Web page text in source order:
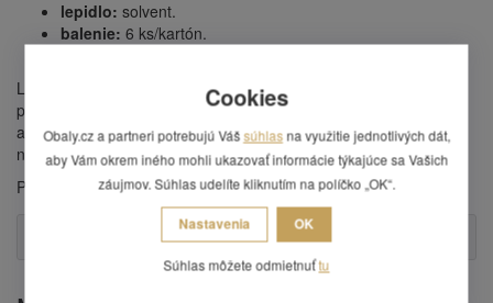
lepidlo: solvent.
balenie: 6 ks/kartón.
Lepidlo u všetkých typov POLINARu je (solvent) na báze
prírodného kaučuku a živíc s prímesou pigmentov, zmäkčovadiel
a antioxidantov. Vysoko účinné, vhodné aj pre náročné lepenie,
najvyššia kvalita.
Prečtajte si súvisiaci článokMaskovacie lepiace pásky
Cookies
Obaly.cz a partneri potrebujú Vášsúhlas na využitie jednotlivých dát,
aby Vám okrem iného mohli ukazovať informácie týkajúce sa Vašich
záujmov. Súhlas udelíte kliknutím na políčko „OK“.
Nastavenia OK
Súhlas môžete odmietnuťtu